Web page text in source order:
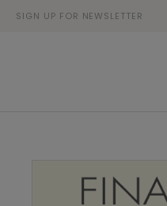
SIGN UP FOR NEWSLETTER